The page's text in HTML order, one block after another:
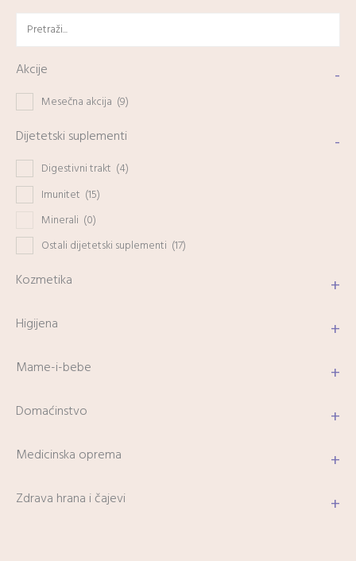
Akcije -
Mesečna akcija (9)
Dijetetski suplementi -
Digestivni trakt (4)
Imunitet (15)
Minerali (0)
Ostali dijetetski suplementi (17)
Kozmetika +
Higijena +
Mame-i-bebe +
Domaćinstvo +
Medicinska oprema +
Zdrava hrana i čajevi +